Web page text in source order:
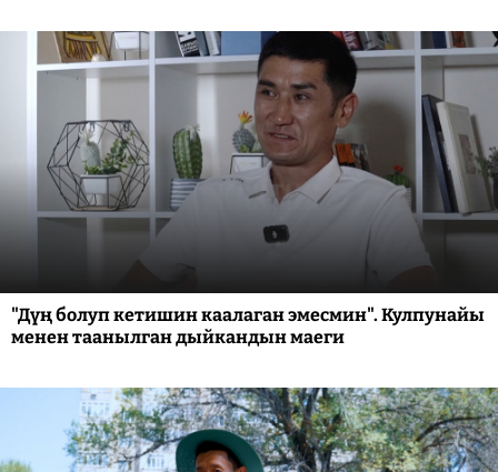
"Дүң болуп кетишин каалаган эмесмин". Кулпунайы
менен таанылган дыйкандын маеги